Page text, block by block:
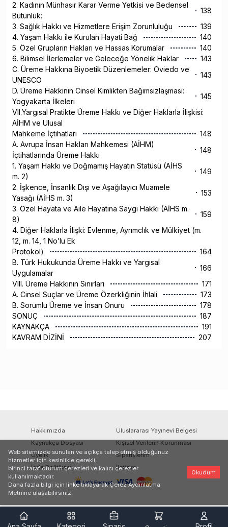
2. Kadının Münhasır Karar Verme Yetkisi ve Bedensel
Bütünlük:
138
3. Sağlık Hakkı ve Hizmetlere Erişim Zorunluluğu
139
4. Yaşam Hakkı ile Kurulan Hayati Bağ
140
5. Özel Grupların Hakları ve Hassas Korumalar
140
6. Bilimsel İlerlemeler ve Geleceğe Yönelik Haklar
143
C. Üreme Hakkına Biyoetik Düzenlemeler: Oviedo ve
UNESCO
143
D. Üreme Hakkının Cinsel Kimlikten Bağımsızlaşması:
Yogyakarta İlkeleri
145
VII.Yargısal Pratikte Üreme Hakkı ve Diğer Haklarla İlişkisi:
AİHM ve Ulusal
Mahkeme İçtihatları
148
A. Avrupa İnsan Hakları Mahkemesi (AİHM)
İçtihatlarında Üreme Hakkı
148
1. Yaşam Hakkı ve Doğmamış Hayatın Statüsü (AİHS
m. 2)
149
2. İşkence, İnsanlık Dışı ve Aşağılayıcı Muamele
Yasağı (AİHS m. 3)
153
3. Özel Hayata ve Aile Hayatına Saygı Hakkı (AİHS m.
8)
159
4. Diğer Haklarla İlişki: Evlenme, Ayrımclık ve Mülkiyet (m.
12, m. 14, 1 No’lu Ek
Protokol)
164
B. Türk Hukukunda Üreme Hakkı ve Yargısal
Uygulamalar
166
VIII. Üreme Hakkının Sınırları
171
A. Cinsel Suçlar ve Üreme Özerkliğinin İhlali
173
B. Sorumlu Üreme ve İnsan Onuru
178
SONUÇ
187
KAYNAKÇA
191
KAVRAM DİZİNİ
207
Hakkımızda
Uluslararası Yayınevi Belgesi
Kaynakça Dosyası
Kişisel Verilerin Korunması
Üyelik
Siparişlerim
İade Politikası
İletişim
Web sitemizde sunulan ve açıkça talep etmiş olduğunuz
hizmetler için kesinlikle gerekli,
birinci taraf oturum çerezleri ve kalıcı çerezler
kullanılmaktadır.
Daha fazla bilgi için linke tıklayarak Çerez Aydınlatma
Metnine ulaşabilirsiniz.
Okudum